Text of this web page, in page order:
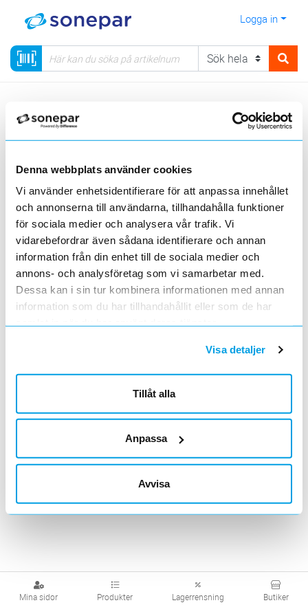
Denna webbplats använder cookies
Vi använder enhetsidentifierare för att anpassa innehållet
och annonserna till användarna, tillhandahålla funktioner
för sociala medier och analysera vår trafik. Vi
vidarebefordrar även sådana identifierare och annan
information från din enhet till de sociala medier och
annons- och analysföretag som vi samarbetar med.
Dessa kan i sin tur kombinera informationen med annan
information som du har tillhandahållit eller som de har
samlat in när du har använt deras tjänster.
Visa detaljer
Tillåt alla
Anpassa
Avvisa
Logga in
Mina sidor Produkter Lagerrensning Butiker
Visa produkter från alla underliggande kategorier
Porttelefoner IP
med video &
molnbaserad
mjukvara
Systemenheter &
tillbehör
Visa produkter från alla underliggande kategorier